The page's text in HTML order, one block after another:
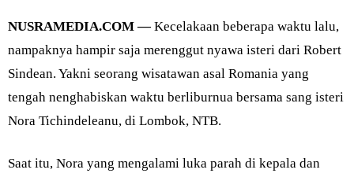
NUSRAMEDIA.COM —Kecelakaan beberapa waktu lalu,
nampaknya hampir saja merenggut nyawa isteri dari Robert
Sindean. Yakni seorang wisatawan asal Romania yang
tengah nenghabiskan waktu berliburnua bersama sang isteri
Nora Tichindeleanu, di Lombok, NTB.
Saat itu, Nora yang mengalami luka parah di kepala dan